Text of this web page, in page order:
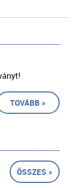
TOVÁBB »
ÖSSZES »